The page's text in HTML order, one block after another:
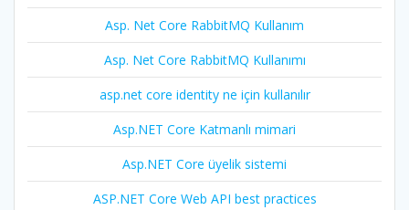
Asp. Net Core RabbitMQ Kullanım
Asp. Net Core RabbitMQ Kullanımı
asp.net core identity ne için kullanılır
Asp.NET Core Katmanlı mimari
Asp.NET Core üyelik sistemi
ASP.NET Core Web API best practices